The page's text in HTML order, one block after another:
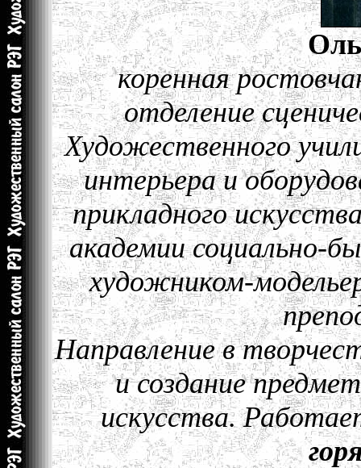
коренная
отделение
Художественного
интерьера и
прикладного
академии социально-
художником-
Направление в
и создание
искусства.